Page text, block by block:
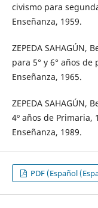
civismo para
Enseñanza, 1959.
ZEPEDA SAHAGÚN,
para 5° y 6° años
Enseñanza, 1965.
ZEPEDA SAHAGÚN,
4º años de Primaria,
Enseñanza, 1989.
PDF (Español